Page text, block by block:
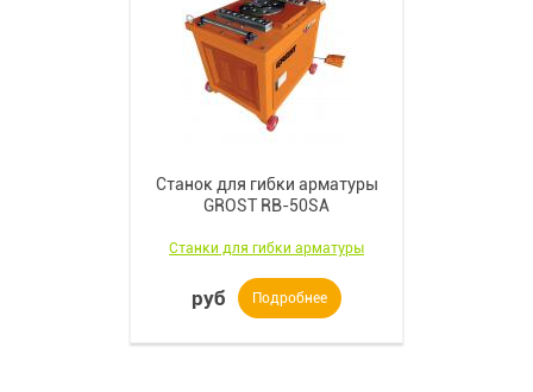
Станок для гибки арматуры
GROST RB-50SA
Станки для гибки арматуры
руб Подробнее